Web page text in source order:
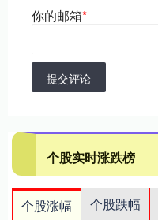
你的邮箱*
提交评论
个股实时涨跌榜
个股涨幅 个股跌幅